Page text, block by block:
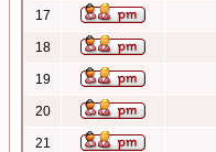
17
18
19
20
21